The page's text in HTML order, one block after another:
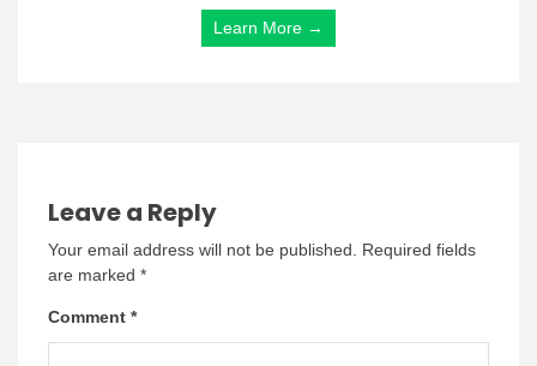
Learn More →
Leave a Reply
Your email address will not be published. Required fields
are marked *
Comment *